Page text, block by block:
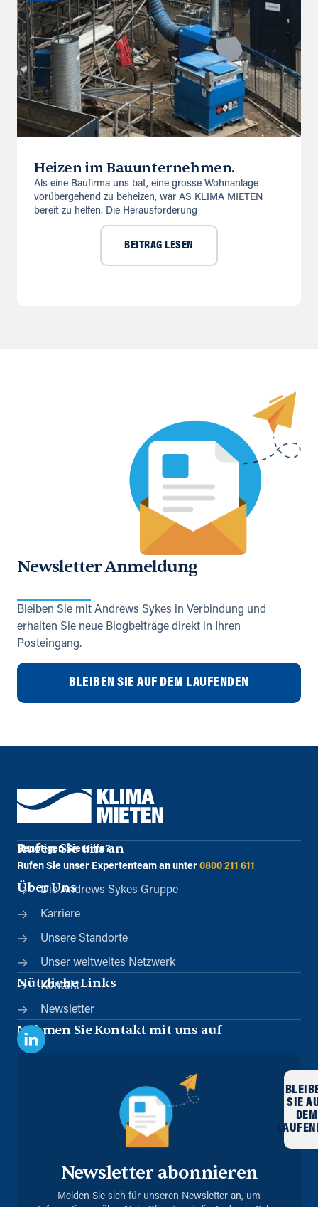
Heizen im Bauunternehmen.
Als eine Baufirma uns bat, eine grosse Wohnanlage
vorübergehend zu beheizen, war AS KLIMA MIETEN
bereit zu helfen. Die Herausforderung
BEITRAG LESEN
Newsletter Anmeldung
Bleiben Sie mit Andrews Sykes in Verbindung und
erhalten Sie neue Blogbeiträge direkt in Ihren
Posteingang.
BLEIBEN SIE AUF DEM LAUFENDEN
Rufen Sie uns an
Benötigen Sie Hilfe?
Rufen Sie unser Expertenteam an unter 0800 211 611
Über Uns
Die Andrews Sykes Gruppe
Karriere
Unsere Standorte
Unser weltweites Netzwerk
Nützliche Links
Kontakt
Newsletter
Nehmen Sie Kontakt mit uns auf
Newsletter abonnieren
Melden Sie sich für unseren Newsletter an, um
SIE
DEM